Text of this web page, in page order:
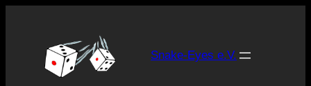
springen
Snake-Eyes e.V.